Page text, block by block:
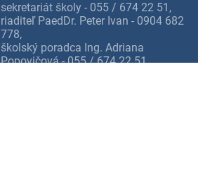
sekretariát školy - 055 / 674 22 51,
riaditeľ PaedDr. Peter Ivan - 0904 682
778,
školský poradca Ing. Adriana
Popovičová - 055 / 674 22 51